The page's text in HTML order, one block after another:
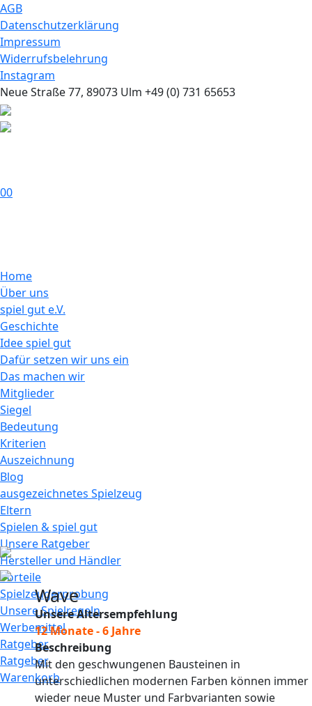
AGB
Datenschutzerklärung
Impressum
Widerrufsbelehrung
Instagram
Neue Straße 77, 89073 Ulm +49 (0) 731 65653
00
Home
Über uns
spiel gut e.V.
Geschichte
Idee spiel gut
Dafür setzen wir uns ein
Das machen wir
Mitglieder
Siegel
Bedeutung
Kriterien
Auszeichnung
Blog
ausgezeichnetes Spielzeug
Eltern
Spielen & spiel gut
Unsere Ratgeber
Hersteller und Händler
Vorteile
Spielzeugerprobung
Unsere Spielregeln
Werbemittel
Ratgeber
Ratgeber
Warenkorb
Wave
Unsere Altersempfehlung
12 Monate - 6 Jahre
Beschreibung
Mit den geschwungenen Bausteinen in
unterschiedlichen modernen Farben können immer
wieder neue Muster und Farbvarianten sowie